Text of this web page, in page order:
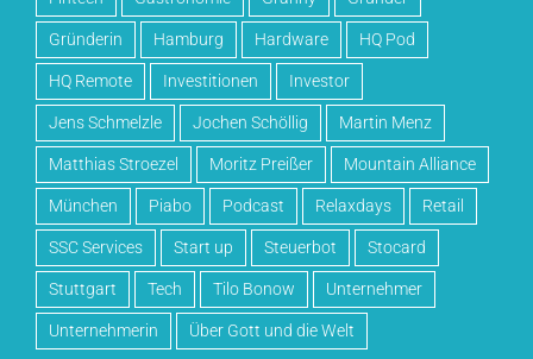
Gründerin Hamburg Hardware HQ Pod
HQ Remote Investitionen Investor
Jens Schmelzle Jochen Schöllig Martin Menz
Matthias Stroezel Moritz Preißer Mountain Alliance
München Piabo Podcast Relaxdays Retail
SSC Services Start up Steuerbot Stocard
Stuttgart Tech Tilo Bonow Unternehmer
Unternehmerin Über Gott und die Welt